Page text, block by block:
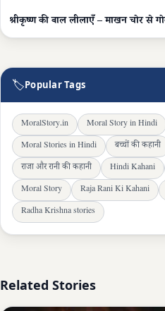
श्रीकृष्ण की बाल लीलाएँ – माखन चोर से
🏷Popular Tags
MoralStory.in Moral Story in Hindi
Moral Stories in Hindi
बच्चों की कहानी
राजा और रानी की कहानी
Hindi Kahani
Moral Story
Raja Rani Ki Kahani
Radha Krishna stories
Related Stories